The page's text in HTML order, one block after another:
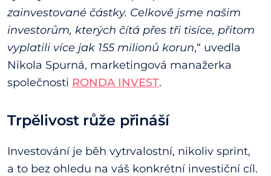
zainvestované částky. Celkově jsme našim
investorům, kterých čítá přes tři tisíce, přitom
vyplatili více jak 155 milionů korun,“ uvedla
Nikola Spurná, marketingová manažerka
společnosti RONDA INVEST.
Trpělivost růže přináší
Investování je běh vytrvalostní, nikoliv sprint,
a to bez ohledu na váš konkrétní investiční cíl.